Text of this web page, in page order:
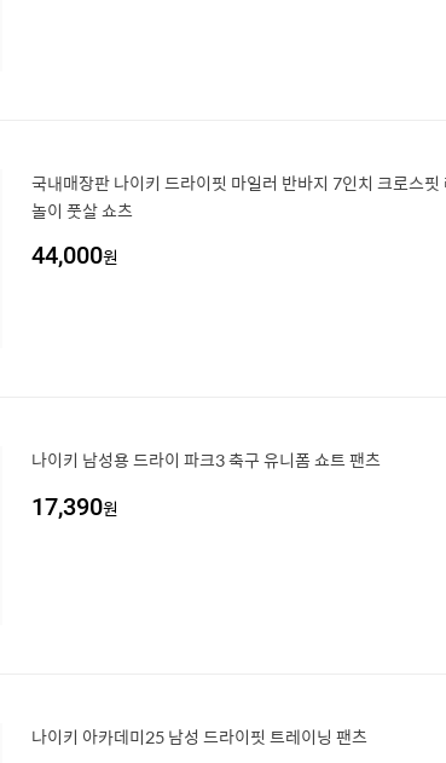
국내매장판 나이키 드라이핏 마일러 반바지 7인치 크로스핏
놀이 풋살 쇼츠
44,000원
나이키 남성용 드라이 파크3 축구 유니폼 쇼트 팬츠
17,390원
나이키 아카데미25 남성 드라이핏 트레이닝 팬츠